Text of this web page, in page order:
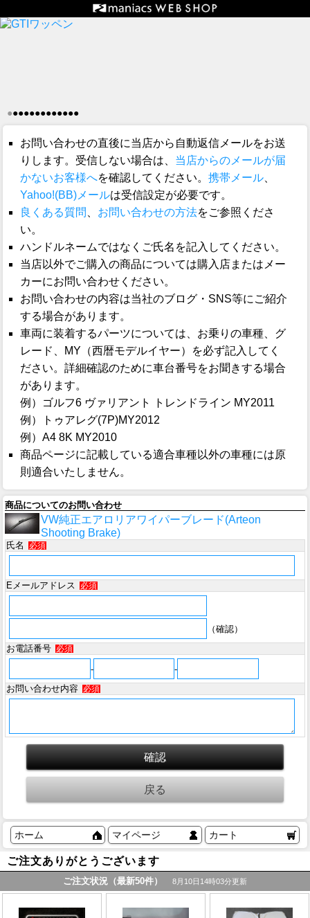
●●●●●●●●●●●●●
お問い合わせの直後に当店から自動返信メールをお送
りします。受信しない場合は、 当店からのメールが届
かないお客様へを確認してください。 携帯メール、
Yahoo!(BB)メールは受信設定が必要です。
良くある質問
お問い合わせの方法をご参照くださ
い。
ハンドルネームではなくご氏名を記入してください。
当店以外でご購入の商品については購入店またはメー
カーにお問い合わせください。
お問い合わせの内容は当社のブログ・SNS等にご紹介
する場合があります。
車両に装着するパーツについては、お乗りの車種、グ
レード、MY（西暦モデルイヤー）を必ず記入してく
ださい。詳細確認のために車台番号をお聞きする場合
があります。
例）ゴルフ6 ヴァリアント トレンドライン MY2011
例）トゥアレグ(7P)MY2012
例）A4 8K MY2010
商品ページに記載している適合車種以外の車種には原
則適合いたしません。
商品についてのお問い合わせ
VW純正エアロリアワイパーブレード(Arteon
Shooting Brake)
氏名 必須
Eメールアドレス 必須
（確認）
お電話番号
必須
-
-
お問い合わせ内容
必須
ホーム マイページ カート
ご注文ありがとうございます